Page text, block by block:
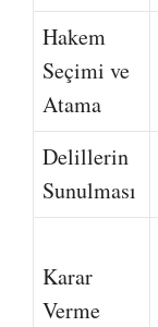
Hakem
Seçimi ve
Atama
Delillerin
Sunulması
Karar
Verme